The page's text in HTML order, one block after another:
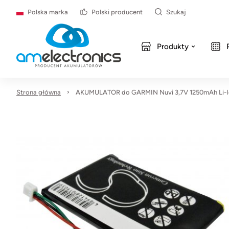
Polska marka Polski producent Szukaj
Produkty
Strona główna AKUMULATOR do GARMIN Nuvi 3,7V 1250mAh Li-